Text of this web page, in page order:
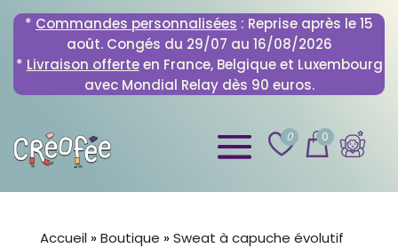
* Commandes personnalisées : Reprise après le 15
août. Congés du 29/07 au 16/08/2026
* Livraison offerteen France, Belgique et Luxembourg
avec Mondial Relay dès 90 euros.
0 0
Accueil»Boutique »Sweat à capuche évolutif